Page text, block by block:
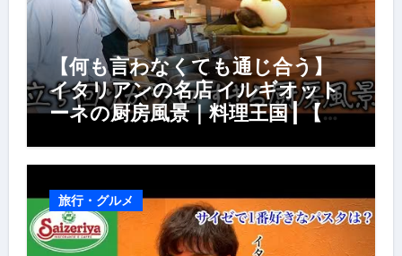
【何も言わなくても通じ合う】
イタリアンの名店 イルギオット
ーネの厨房風景｜料理王国 | 【厨
風景】
旅行・グルメ